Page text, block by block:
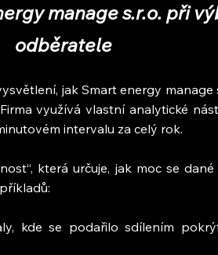
manage s.r.o. při
odběratele
jak Smart energy manage
využívá vlastní analytické
intervalu za celý rok.
která určuje, jak moc se
kde se podařilo sdílením